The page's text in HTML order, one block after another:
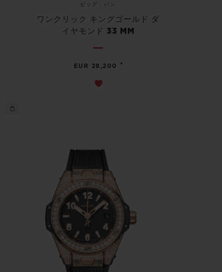
ビッグ・バン
ワンクリック キングゴールド ダ
イヤモンド 33 MM
EUR 28,200 •